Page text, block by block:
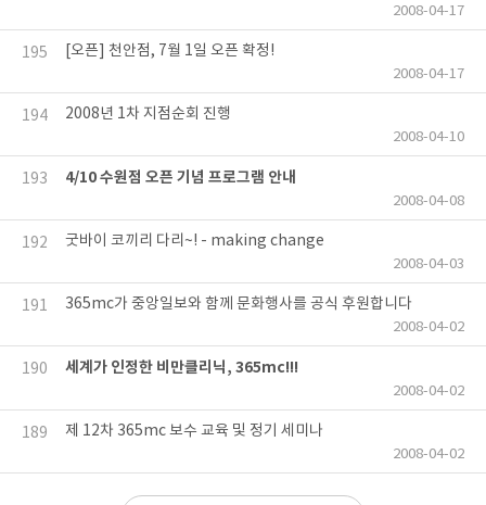
2008-04-17
195 [오픈] 천안점, 7월 1일 오픈 확정!
2008-04-17
194 2008년 1차 지점순회 진행
2008-04-10
193 4/10 수원점 오픈 기념 프로그램 안내
2008-04-08
192 굿바이 코끼리 다리~! - making change
2008-04-03
191 365mc가 중앙일보와 함께 문화행사를 공식 후원합니다
2008-04-02
190 세계가 인정한 비만클리닉, 365mc!!!
2008-04-02
189 제 12차 365mc 보수 교육 및 정기 세미나
2008-04-02